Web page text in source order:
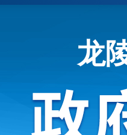
龙